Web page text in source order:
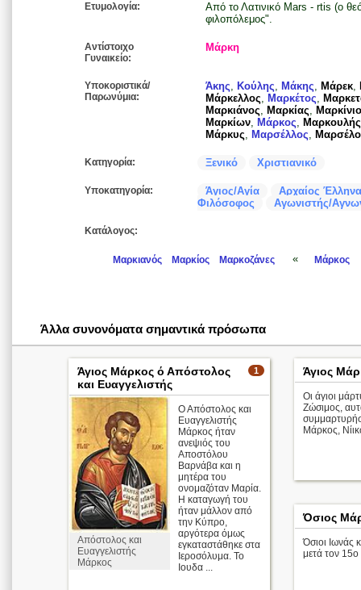
Ετυμολογία:
Από το Λατινικό Μars - rtis (ο
φιλοπόλεμος".
Αντίστοιχο
Γυναικείο:
Μάρκη
Υποκοριστικά/
Παρωνύμια:
Άκης, Κούλης, Μάκης, Μάρεκ,
Μάρκελλος, Μαρκέτος,
Μαρκιάνος, Μαρκίας,
Μαρκίων, Μάρκος, Μαρκουλής
Μάρκυς, Μαρσέλλος,
Κατηγορία: Ξενικό Χριστιανικό
Υποκατηγορία: Άγιος/Αγία
Αρχαίος
Φιλόσοφος
Αγωνιστής/
Κατάλογος:
Μαρκιανός Μαρκίος Μαρκοζάνες « Μάρκος
Άλλα συνονόματα σημαντικά πρόσωπα
1
Άγιος Μάρκος ό Απόστολος
και Ευαγγελιστής
Απόστολος και
Ευαγγελιστής
Μάρκος
Ο Απόστολος και
Ευαγγελιστής
Μάρκος ήταν
ανεψιός του
Αποστόλου
Βαρνάβα και η
μητέρα του
ονομαζόταν Μαρία.
Η καταγωγή του
ήταν μάλλον από
την Κύπρο,
αργότερα όμως
εγκαταστάθηκε στα
Ιεροσόλυμα. Το
Ιουδα ...
Άγιος
Οι άγιοι
Ζώσιμος,
Μάρκος,
Όσιος
Όσιοι Ιωνάς
μετά τον 15ο